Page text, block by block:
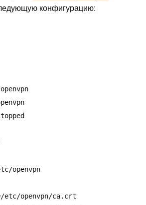
конфигурацию:
openvpn
etc/openvpn/ca.crt